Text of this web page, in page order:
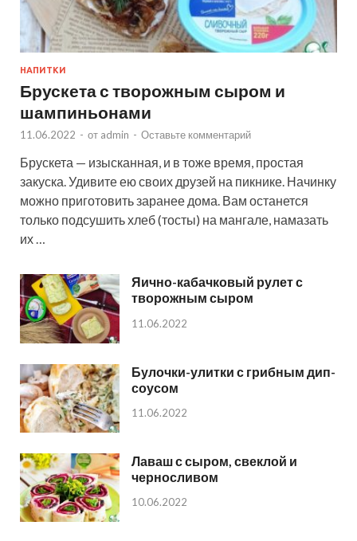
НАПИТКИ
Брускета с творожным сыром и
шампиньонами
11.06.2022 - от admin - Оставьте комментарий
Брускета — изысканная, и в тоже время, простая
закуска. Удивите ею своих друзей на пикнике. Начинку
можно приготовить заранее дома. Вам останется
только подсушить хлеб (тосты) на мангале, намазать
их …
Яично-кабачковый рулет с
творожным сыром
11.06.2022
Булочки-улитки с грибным дип-
соусом
11.06.2022
Лаваш с сыром, свеклой и
черносливом
10.06.2022